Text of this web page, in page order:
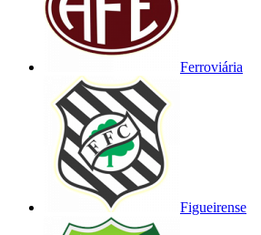
Ferroviária
Figueirense